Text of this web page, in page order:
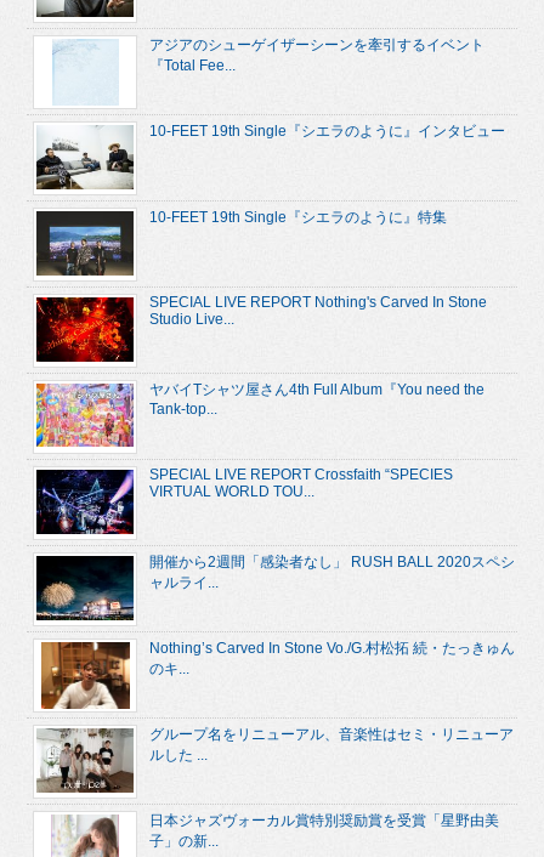
アジアのシューゲイザーシーンを牽引するイベント
『Total Fee...
10-FEET 19th Single『シエラのように』インタビュー
10-FEET 19th Single『シエラのように』特集
SPECIAL LIVE REPORT Nothing's Carved In Stone
Studio Live...
ヤバイTシャツ屋さん4th Full Album『You need the
Tank-top...
SPECIAL LIVE REPORT Crossfaith “SPECIES
VIRTUAL WORLD TOU...
開催から2週間「感染者なし」 RUSH BALL 2020スペシ
ャルライ...
Nothing’s Carved In Stone Vo./G.村松拓 続・たっきゅん
のキ...
グループ名をリニューアル、音楽性はセミ・リニューア
ルした ...
日本ジャズヴォーカル賞特別奨励賞を受賞「星野由美
子」の新...